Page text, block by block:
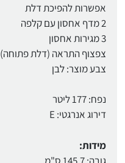
אפשרות להפיכת דלת
2 מדף אחסון עם קלפה
3 מגירות אחסון
צפצוף התראה (דלת פתוחה)
צבע מוצר: לבן
נפח: 177 ליטר
דירוג אנרגטי: E
מידות: